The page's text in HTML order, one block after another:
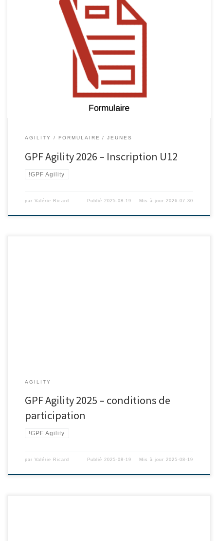
AGILITY FORMULAIRE JEUNES
GPF Agility 2026 – Inscription U12
!GPF Agility
par Valérie Ricard Publié 2025-08-19 Mis à jour 2026-07-30
AGILITY
GPF Agility 2025 – conditions de
participation
!GPF Agility
par Valérie Ricard Publié2025-08-19 Mis à jour2025-08-19